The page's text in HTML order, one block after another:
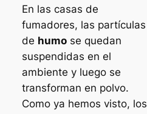
En las casas de
fumadores, las partículas
de humose quedan
suspendidas en el
ambiente y luego se
transforman en polvo.
Como ya hemos visto, los